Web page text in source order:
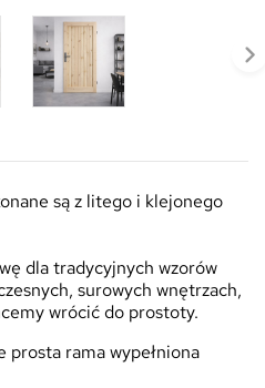
są z litego i klejonego
dla tradycyjnych wzorów
surowych wnętrzach,
wrócić do prostoty.
rama wypełniona